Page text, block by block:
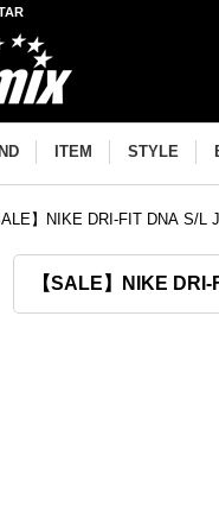
ITEM STYLE
】NIKE DRI-FIT DNA S/L
【SALE】NIKE